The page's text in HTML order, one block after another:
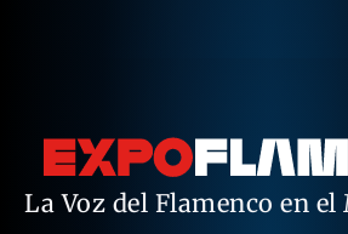
La Voz del Flamenco en el